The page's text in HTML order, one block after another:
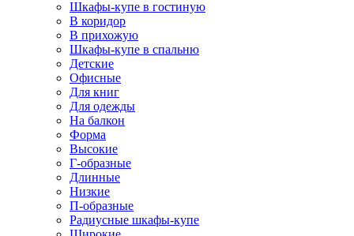
Шкафы-купе в гостиную
В коридор
В прихожую
Шкафы-купе в спальню
Детские
Офисные
Для книг
Для одежды
На балкон
Форма
Высокие
Г-образные
Длинные
Низкие
П-образные
Радиусные шкафы-купе